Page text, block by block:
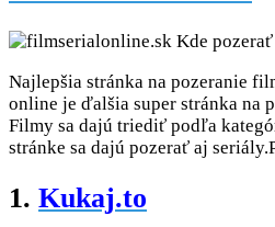
Najlepšia stránka na pozeranie
online je ďalšia super stránka na
Filmy sa dajú triediť podľa
stránke sa dajú pozerať aj
1. Kukaj.to